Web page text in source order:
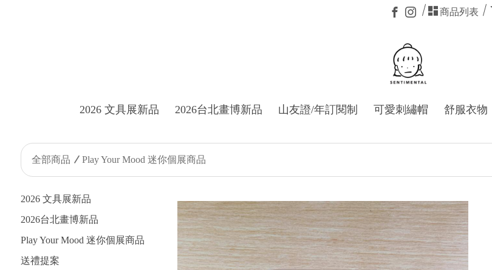
商品列表
2026 文具展新品 2026台北畫博新品 山友證/年訂閱制 可愛刺繡帽 舒服衣物
全部商品 Play Your Mood 迷你個展商品
2026 文具展新品
2026台北畫博新品
Play Your Mood 迷你個展商品
送禮提案